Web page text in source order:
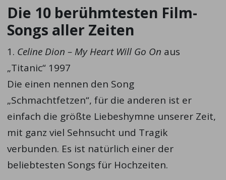
Die 10 berühmtesten Film-
Songs aller Zeiten
1. Celine Dion – My Heart Will Go On aus
„Titanic“ 1997
Die einen nennen den Song
„Schmachtfetzen“, für die anderen ist er
einfach die größte Liebeshymne unserer Zeit,
mit ganz viel Sehnsucht und Tragik
verbunden. Es ist natürlich einer der
beliebtesten Songs für Hochzeiten.